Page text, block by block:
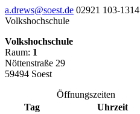
a.drews@soest.de 02921 103-1314
Volkshochschule
Volkshochschule
Raum: 1
Nöttenstraße 29
59494 Soest
Öffnungszeiten
Tag
Uhrzeit